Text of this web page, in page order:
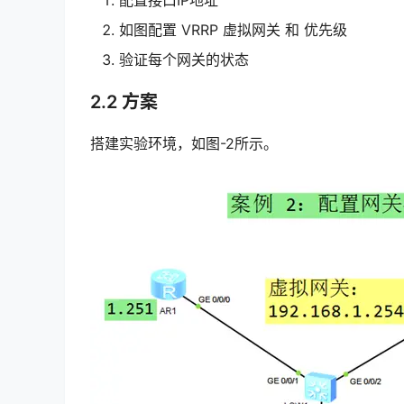
如图配置 VRRP 虚拟网关 和 优先级
验证每个网关的状态
2.2 方案
搭建实验环境，如图-2所示。